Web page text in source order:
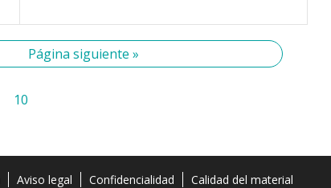
Página siguiente »
10
Aviso legal Confidencialidad Calidad del material